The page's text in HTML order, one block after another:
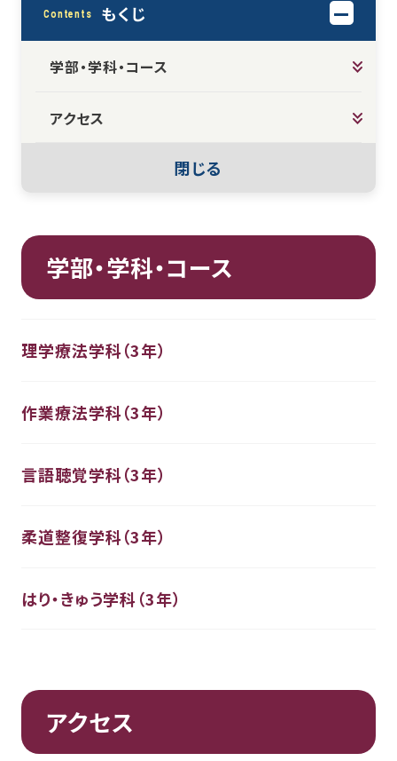
Contents もくじ
学部・学科・コース
アクセス
閉じる
学部・学科・コース
理学療法学科（3年）
作業療法学科（3年）
言語聴覚学科（3年）
柔道整復学科（3年）
はり・きゅう学科（3年）
アクセス